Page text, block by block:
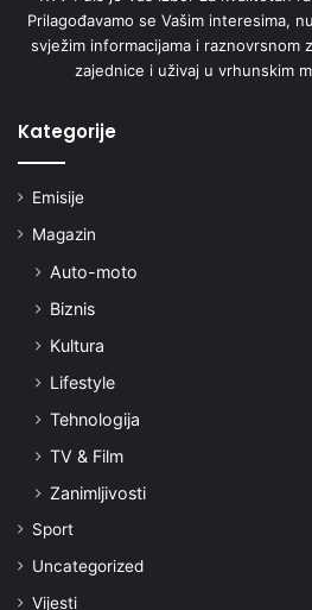
Prilagođavamo se Vašim interesima,
svježim informacijama i raznovrsnom
zajednice i uživaj u vrhunskim
Kategorije
Emisije
Magazin
Auto-moto
Biznis
Kultura
Lifestyle
Tehnologija
TV & Film
Zanimljivosti
Sport
Uncategorized
Vijesti